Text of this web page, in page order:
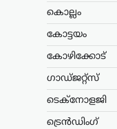
കൊല്ലം
കോട്ടയം
കോഴിക്കോട്
ഗാഡ്ജറ്റ്സ്
ടെക്നോളജി
ട്രെൻഡിംഗ്